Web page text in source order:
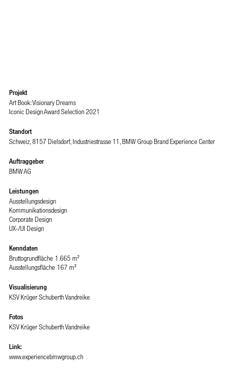
Projekt
Art Book: Visionary Dreams
Iconic Design Award Selection 2021
Standort
Schweiz, 8157 Dielsdorf, Industriestrasse 11, BMW Group Brand Experience Center
Auftraggeber
BMW AG
Leistungen
Ausstellungsdesign
Kommunikationsdesign
Corporate Design
UX-/UI Design
Kenndaten
Bruttogrundfläche 1.665 m²
Ausstellungsfläche 167 m²
Visualisierung
KSV Krüger Schuberth Vandreike
Fotos
KSV Krüger Schuberth Vandreike
Link:
www.experiencebmwgroup.ch